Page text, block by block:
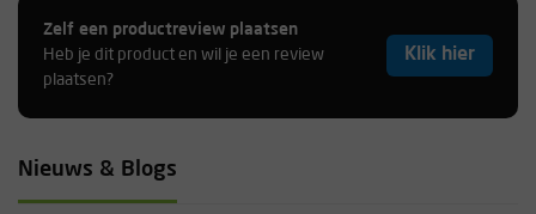
Benjamin
Fijne karabiner en licht gewicht. Door de kleur valt deze goed op,
Teun
Zelf een productreview plaatsen
Heb je dit product en wil je een review
plaatsen?
Klik hier
Nieuws & Blogs